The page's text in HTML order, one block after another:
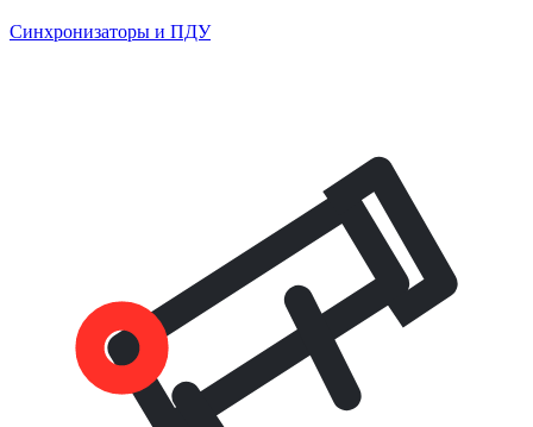
Синхронизаторы и ПДУ